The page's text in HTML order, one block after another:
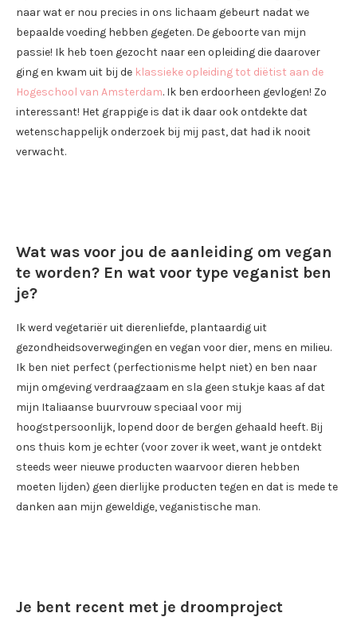
naar wat er nou precies in ons lichaam gebeurt nadat we
bepaalde voeding hebben gegeten. De geboorte van mijn
passie! Ik heb toen gezocht naar een opleiding die daarover
ging en kwam uit bij de klassieke opleiding tot diëtist aan de
Hogeschool van Amsterdam. Ik ben erdoorheen gevlogen! Zo
interessant! Het grappige is dat ik daar ook ontdekte dat
wetenschappelijk onderzoek bij mij past, dat had ik nooit
verwacht.
Wat was voor jou de aanleiding om vegan
te worden? En wat voor type veganist ben
je?
Ik werd vegetariër uit dierenliefde, plantaardig uit
gezondheidsoverwegingen en vegan voor dier, mens en milieu.
Ik ben niet perfect (perfectionisme helpt niet) en ben naar
mijn omgeving verdraagzaam en sla geen stukje kaas af dat
mijn Italiaanse buurvrouw speciaal voor mij
hoogstpersoonlijk, lopend door de bergen gehaald heeft. Bij
ons thuis kom je echter (voor zover ik weet, want je ontdekt
steeds weer nieuwe producten waarvoor dieren hebben
moeten lijden) geen dierlijke producten tegen en dat is mede te
danken aan mijn geweldige, veganistische man.
Je bent recent met je droomproject